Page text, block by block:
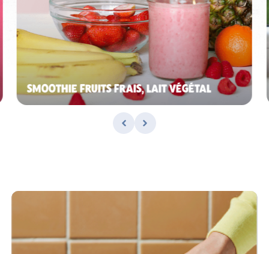
SMOOTHIE FRUITS FRAIS, LAIT VÉGÉTAL